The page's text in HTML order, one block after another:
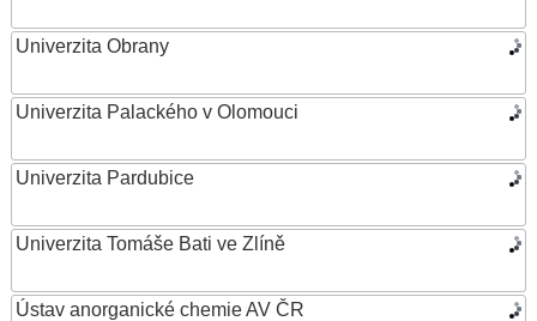
Univerzita Obrany
Univerzita Palackého v Olomouci
Univerzita Pardubice
Univerzita Tomáše Bati ve Zlíně
Ústav anorganické chemie AV ČR